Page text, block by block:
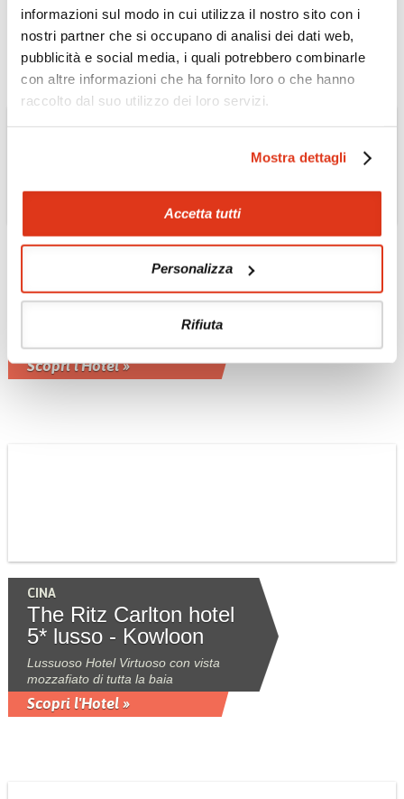
informazioni sul modo in cui utilizza il nostro sito con i
nostri partner che si occupano di analisi dei dati web,
pubblicità e social media, i quali potrebbero combinarle
con altre informazioni che ha fornito loro o che hanno
raccolto dal suo utilizzo dei loro servizi.
Mostra dettagli
Accetta tutti
Personalizza
Rifiuta
Scopri l'Hotel »
THAILANDIA
The Paradise Boutique
Beach Resort 4*
Scopri l'Hotel »
CINA
The Ritz Carlton hotel
5* lusso - Kowloon
Lussuoso Hotel Virtuoso con vista
mozzafiato di tutta la baia
Scopri l'Hotel »